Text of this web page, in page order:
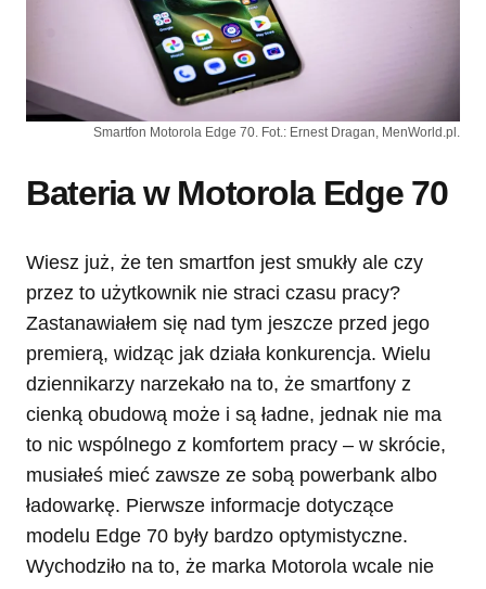
Smartfon Motorola Edge 70. Fot.: Ernest Dragan, MenWorld.pl.
Bateria w Motorola Edge 70
Wiesz już, że ten smartfon jest smukły ale czy
przez to użytkownik nie straci czasu pracy?
Zastanawiałem się nad tym jeszcze przed jego
premierą, widząc jak działa konkurencja. Wielu
dziennikarzy narzekało na to, że smartfony z
cienką obudową może i są ładne, jednak nie ma
to nic wspólnego z komfortem pracy – w skrócie,
musiałeś mieć zawsze ze sobą powerbank albo
ładowarkę. Pierwsze informacje dotyczące
modelu Edge 70 były bardzo optymistyczne.
Wychodziło na to, że marka Motorola wcale nie